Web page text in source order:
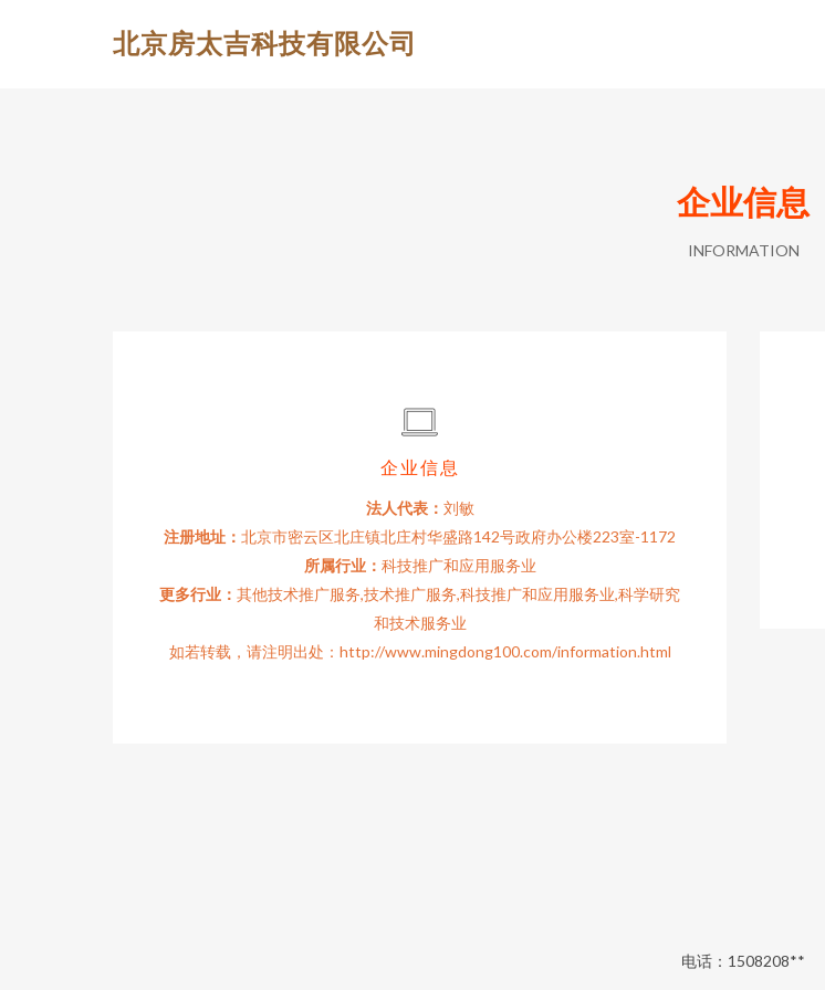
北京房太吉科技有限公司
企业信息
INFORMATION
企业信息
法人代表： 刘敏
注册地址： 北京市密云区北庄镇北庄村华盛路142号政府办公楼223室-1172
所属行业： 科技推广和应用服务业
更多行业： 其他技术推广服务,技术推广服务,科技推广和应用服务业,科学研究
和技术服务业
如若转载，请注明出处：http://www.mingdong100.com/information.html
电话：1508208**